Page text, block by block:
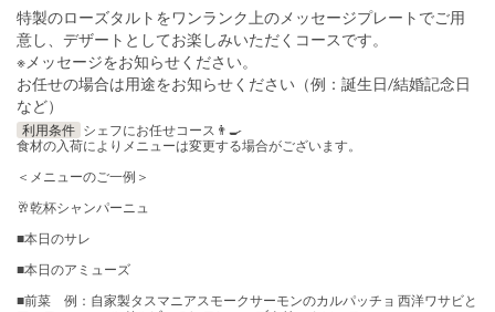
特製のローズタルトをワンランク上のメッセージプレートでご用
意し、デザートとしてお楽しみいただくコースです。
※メッセージをお知らせください。
お任せの場合は用途をお知らせください（例：誕生日/結婚記念日
など）
利用条件 シェフにお任せコース👨‍🍳
食材の入荷によりメニューは変更する場合がございます。
＜メニューのご一例＞
🥂乾杯シャンパーニュ
■本日のサレ
■本日のアミューズ
■前菜 例：自家製タスマニアスモークサーモンのカルパッチョ 西洋ワサビと